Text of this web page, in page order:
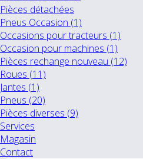
Pièces détachées
Pneus Occasion (1)
Occasions pour tracteurs (1)
Occasion pour machines (1)
Pièces rechange nouveau (12)
Roues (11)
Jantes (1)
Pneus (20)
Pièces diverses (9)
Services
Magasin
Contact